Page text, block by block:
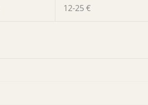
12-25 €